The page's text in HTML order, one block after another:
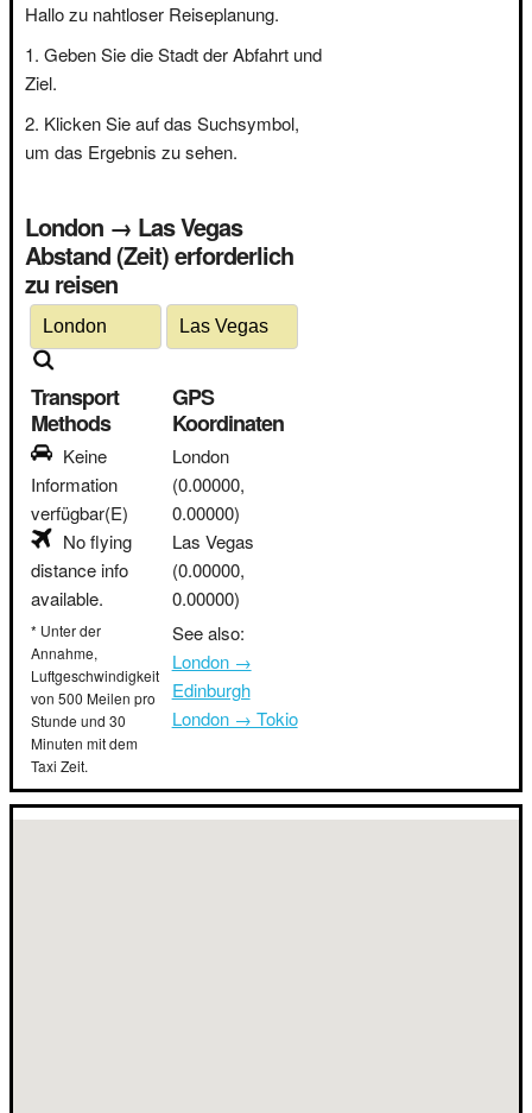
Hallo zu nahtloser Reiseplanung.
Geben Sie die Stadt der Abfahrt und
Ziel.
Klicken Sie auf das Suchsymbol,
um das Ergebnis zu sehen.
London → Las Vegas
Abstand (Zeit) erforderlich
zu reisen
Transport
Methods
Keine
Information
verfügbar(E)
No flying
distance info
available.
* Unter der
Annahme,
Luftgeschwindigkeit
von 500 Meilen pro
Stunde und 30
Minuten mit dem
Taxi Zeit.
GPS
Koordinaten
London
(0.00000,
0.00000)
Las Vegas
(0.00000,
0.00000)
See also:
London →
Edinburgh
London → Tokio